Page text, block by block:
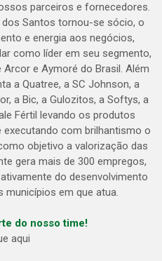
parceiros e fornecedores.
Santos tornou-se sócio, o
e energia aos negócios,
como líder em seu segmento,
e Aymoré do Brasil. Além
a Quatree, a SC Johnson, a
a Bic, a Gulozitos, a Softys, a
Fértil levando os produtos
executando com brilhantismo o
objetivo a valorização das
gera mais de 300 empregos,
do desenvolvimento
em que atua.
do nosso time!
aqui